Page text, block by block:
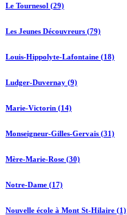
Le Tournesol (29)
Les Jeunes Découvreurs (79)
Louis-Hippolyte-Lafontaine (18)
Ludger-Duvernay (9)
Marie-Victorin (14)
Monseigneur-Gilles-Gervais (31)
Mère-Marie-Rose (30)
Notre-Dame (17)
Nouvelle école à Mont St-Hilaire (1)